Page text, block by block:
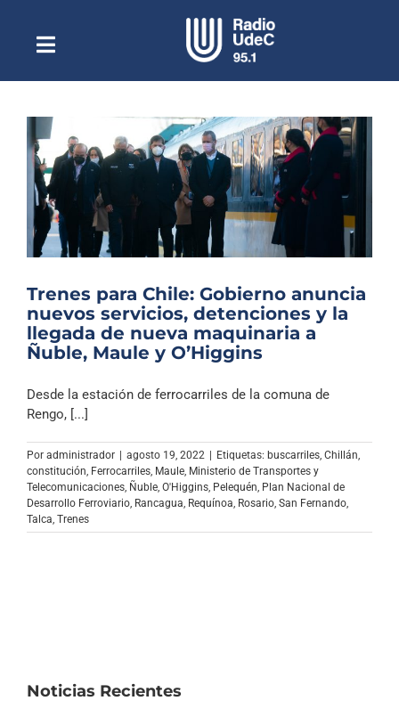
contenidoToggle
NavigationEscuchar Radio UdeC en vivo
Quiénes Somos
Programación
Podcast
Noticias
Columnas
Música Clásica
Trenes para Chile: Gobierno anuncia
nuevos servicios, detenciones y la
llegada de nueva maquinaria a
Ñuble, Maule y O’Higgins
Desde la estación de ferrocarriles de la comuna de
Rengo, [...]
Por administrador | agosto 19, 2022 | Etiquetas: buscarriles Chillán
constitución Ferrocarriles Maule Ministerio de Transportes y
Telecomunicaciones Ñuble O'Higgins Pelequén Plan Nacional de
Desarrollo Ferroviario Rancagua Requínoa Rosario San Fernando
Talca Trenes
Noticias Recientes